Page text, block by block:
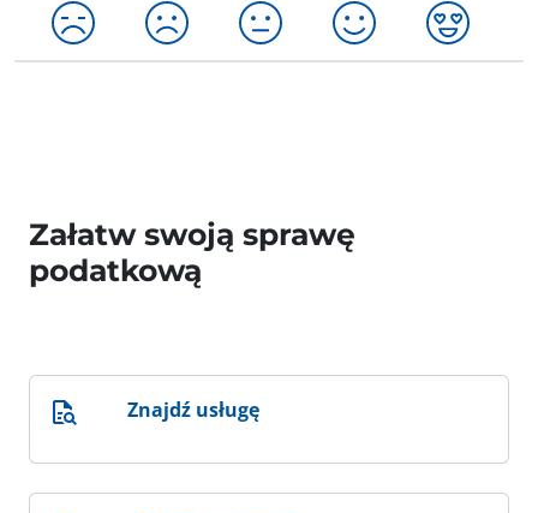
Załatw swoją sprawę
podatkową
Znajdź usługę